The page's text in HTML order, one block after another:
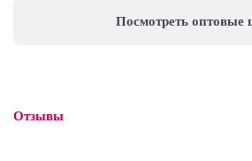
Посмотреть оптовые
Отзывы